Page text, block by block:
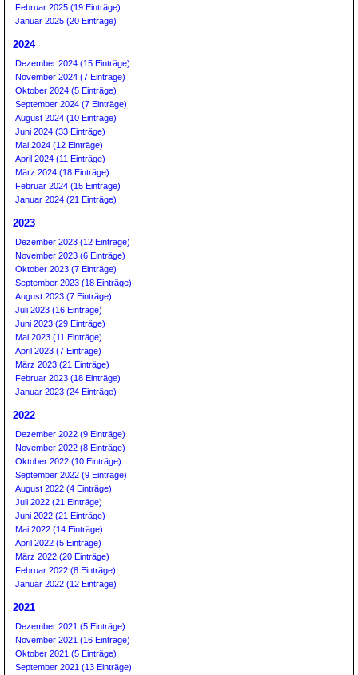
Februar 2025 (19 Einträge)
Januar 2025 (20 Einträge)
2024
Dezember 2024 (15 Einträge)
November 2024 (7 Einträge)
Oktober 2024 (5 Einträge)
September 2024 (7 Einträge)
August 2024 (10 Einträge)
Juni 2024 (33 Einträge)
Mai 2024 (12 Einträge)
April 2024 (11 Einträge)
März 2024 (18 Einträge)
Februar 2024 (15 Einträge)
Januar 2024 (21 Einträge)
2023
Dezember 2023 (12 Einträge)
November 2023 (6 Einträge)
Oktober 2023 (7 Einträge)
September 2023 (18 Einträge)
August 2023 (7 Einträge)
Juli 2023 (16 Einträge)
Juni 2023 (29 Einträge)
Mai 2023 (11 Einträge)
April 2023 (7 Einträge)
März 2023 (21 Einträge)
Februar 2023 (18 Einträge)
Januar 2023 (24 Einträge)
2022
Dezember 2022 (9 Einträge)
November 2022 (8 Einträge)
Oktober 2022 (10 Einträge)
September 2022 (9 Einträge)
August 2022 (4 Einträge)
Juli 2022 (21 Einträge)
Juni 2022 (21 Einträge)
Mai 2022 (14 Einträge)
April 2022 (5 Einträge)
März 2022 (20 Einträge)
Februar 2022 (8 Einträge)
Januar 2022 (12 Einträge)
2021
Dezember 2021 (5 Einträge)
November 2021 (16 Einträge)
Oktober 2021 (5 Einträge)
September 2021 (13 Einträge)